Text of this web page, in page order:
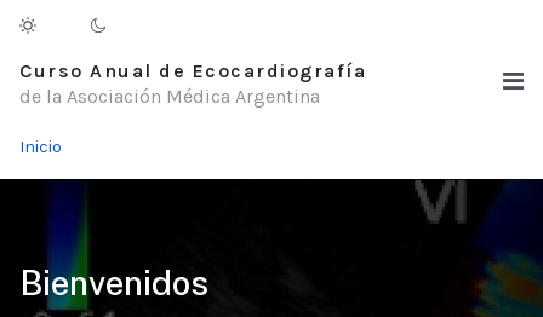
Curso Anual de Ecocardiografía
de la Asociación Médica Argentina
Inicio
Bienvenidos